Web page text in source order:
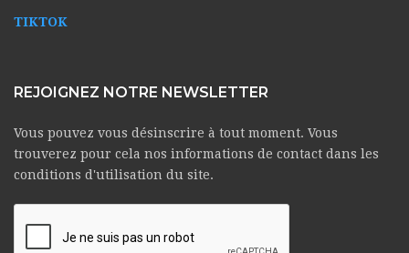
TIKTOK
REJOIGNEZ NOTRE NEWSLETTER
Vous pouvez vous désinscrire à tout moment. Vous
trouverez pour cela nos informations de contact dans les
conditions d'utilisation du site.